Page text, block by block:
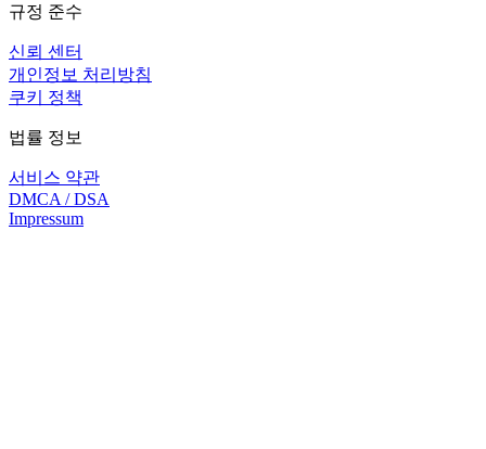
규정 준수
신뢰 센터
개인정보 처리방침
쿠키 정책
법률 정보
서비스 약관
DMCA / DSA
Impressum